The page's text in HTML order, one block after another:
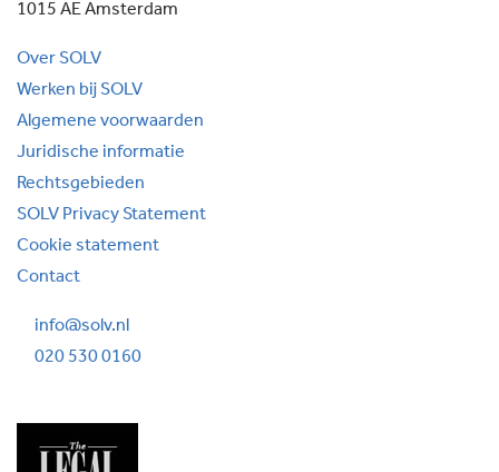
1015 AE Amsterdam
Over SOLV
Werken bij SOLV
Algemene voorwaarden
Juridische informatie
Rechtsgebieden
SOLV Privacy Statement
Cookie statement
Contact
info@solv.nl
020 530 0160